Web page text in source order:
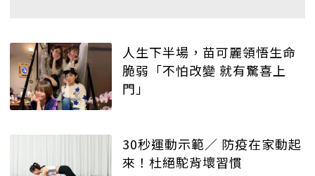
人生下半場，苗可麗領悟生命
脆弱「不怕改變 就有驚喜上
門」
30秒運動示範／ 防疫在家動起
來！杜絕駝背壞習慣